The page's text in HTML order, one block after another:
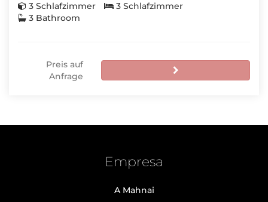
3 Schlafzimmer
3 Schlafzimmer
3 Bathroom
Preis auf
Anfrage
Empresa
A Mahnai